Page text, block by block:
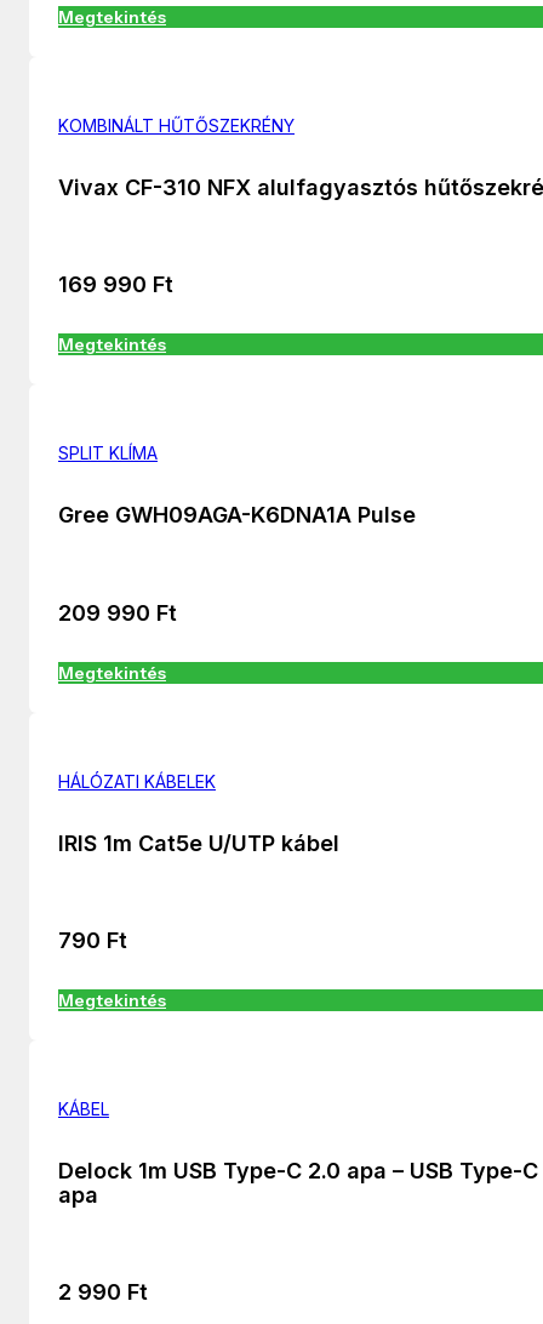
Megtekintés
KOMBINÁLT HŰTŐSZEKRÉNY
Vivax CF-310 NFX alulfagyasztós
169 990 Ft
Megtekintés
SPLIT KLÍMA
Gree GWH09AGA-K6DNA1A Pulse
209 990 Ft
Megtekintés
HÁLÓZATI KÁBELEK
IRIS 1m Cat5e U/UTP kábel
790 Ft
Megtekintés
KÁBEL
Delock 1m USB Type-C 2.0 apa – USB Type-
apa
2 990 Ft